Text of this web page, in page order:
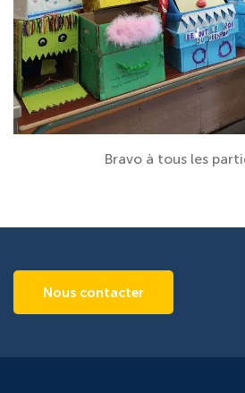
Bravo à tous les
Nous contacter